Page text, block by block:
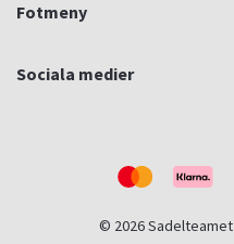
Fotmeny
Sociala medier
© 2026 Sadelteamet